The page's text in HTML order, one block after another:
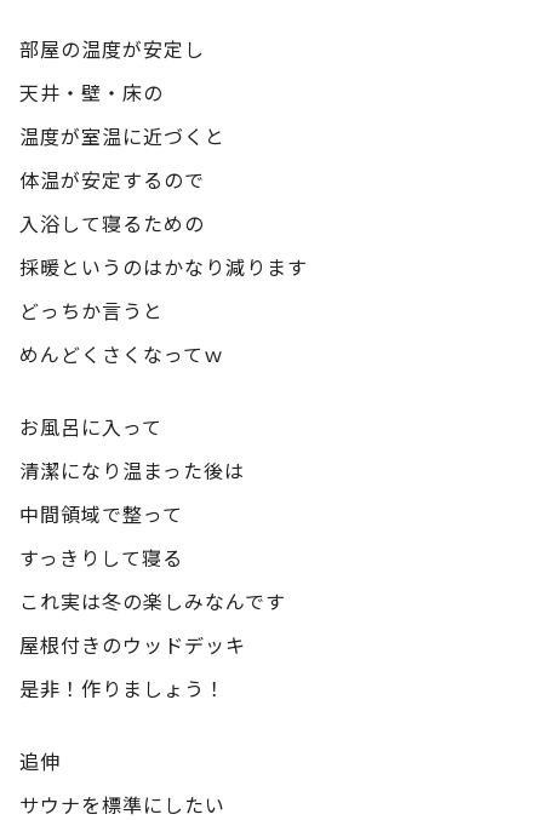
部屋の温度が安定し
天井・壁・床の
温度が室温に近づくと
体温が安定するので
入浴して寝るための
採暖というのはかなり減ります
どっちか言うと
めんどくさくなってｗ
お風呂に入って
清潔になり温まった後は
中間領域で整って
すっきりして寝る
これ実は冬の楽しみなんです
屋根付きのウッドデッキ
是非！作りましょう！
追伸
サウナを標準にしたい